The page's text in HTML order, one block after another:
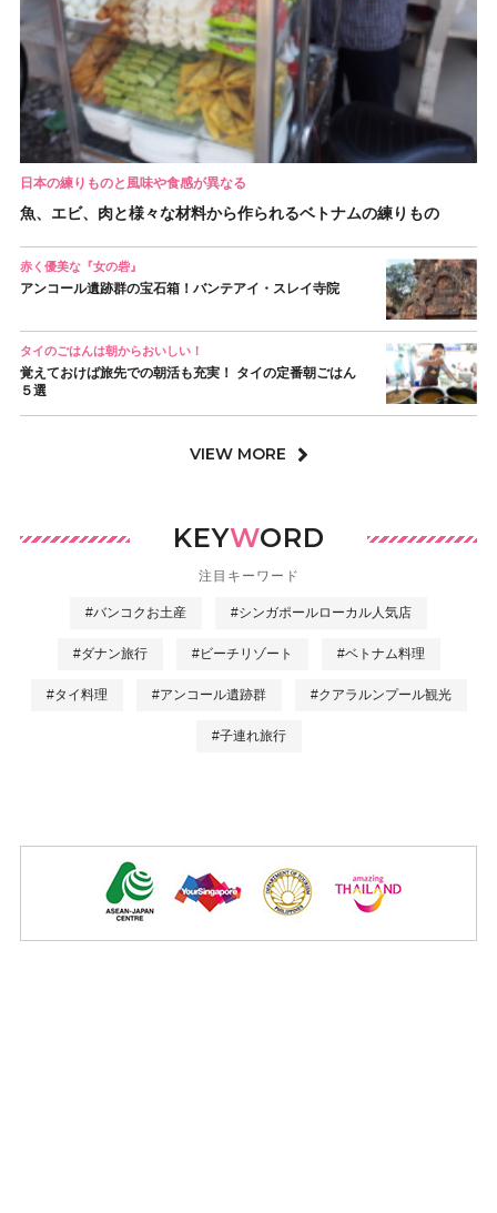
日本の練りものと風味や食感が異なる
魚、エビ、肉と様々な材料から作られるベトナムの練りもの
赤く優美な『女の砦』
アンコール遺跡群の宝石箱！バンテアイ・スレイ寺院
タイのごはんは朝からおいしい！
覚えておけば旅先での朝活も充実！ タイの定番朝ごはん
５選
VIEW MORE
KEYWORD
注目キーワード
#バンコクお土産 #シンガポールローカル人気店
#ダナン旅行 #ビーチリゾート #ベトナム料理
#タイ料理 #アンコール遺跡群 #クアラルンプール観光
#子連れ旅行